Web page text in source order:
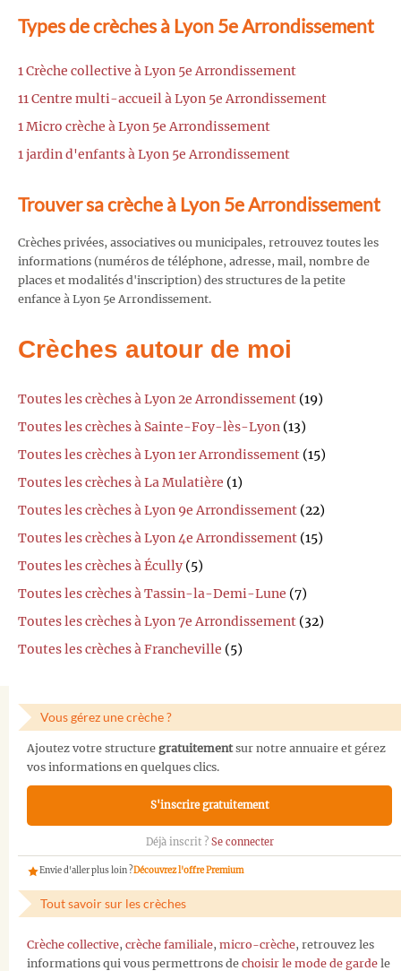
Types de crèches à Lyon 5e Arrondissement
1 Crèche collective à Lyon 5e Arrondissement
11 Centre multi-accueil à Lyon 5e Arrondissement
1 Micro crèche à Lyon 5e Arrondissement
1 jardin d'enfants à Lyon 5e Arrondissement
Trouver sa crèche à Lyon 5e Arrondissement
Crèches privées, associatives ou municipales, retrouvez toutes les
informations (numéros de téléphone, adresse, mail, nombre de
places et modalités d'inscription) des structures de la petite
enfance à Lyon 5e Arrondissement.
Crèches autour de moi
Toutes les crèches à Lyon 2e Arrondissement (19)
Toutes les crèches à Sainte-Foy-lès-Lyon (13)
Toutes les crèches à Lyon 1er Arrondissement (15)
Toutes les crèches à La Mulatière (1)
Toutes les crèches à Lyon 9e Arrondissement (22)
Toutes les crèches à Lyon 4e Arrondissement (15)
Toutes les crèches à Écully (5)
Toutes les crèches à Tassin-la-Demi-Lune (7)
Toutes les crèches à Lyon 7e Arrondissement (32)
Toutes les crèches à Francheville (5)
Vous gérez une crèche ?
Ajoutez votre structure gratuitementsur notre annuaire et gérez
vos informations en quelques clics.
S'inscrire gratuitement
Déjà inscrit ? Se connecter
Envie d'aller plus loin ?Découvrez l'offre Premium
Tout savoir sur les crèches
Crèche collective, crèche familiale, micro-crèche, retrouvez les
informations qui vous permettrons de choisir le mode de garde le